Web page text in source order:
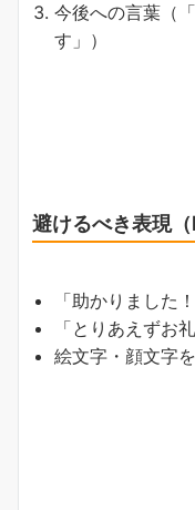
今後への言葉（
す」）
避けるべき表現（
「助かりました
「とりあえずお
絵文字・顔文字